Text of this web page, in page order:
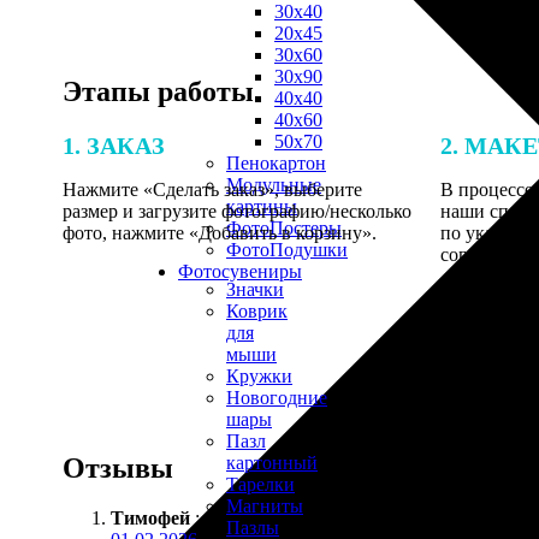
30х40
20х45
30х60
30х90
40х40
40х60
50х70
Пенокартон
Модульные
картины
ФотоПостеры
ФотоПодушки
Фотоcувениры
Значки
Коврик
для
мыши
Кружки
Новогодние
шары
Пазл
картонный
Тарелки
Магниты
Пазлы
Этапы работы
1. ЗАКАЗ
Нажмите «Сделать заказ», выберите
размер и загрузите фотографию/несколько
фото, нажмите «Добавить в корзину».
2.
В процессе
наши
по
Отзывы
Тимофей :